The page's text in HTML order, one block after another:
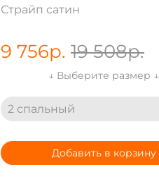
Страйп сатин
9 756р. 19 508р.
↓ Выберите размер ↓
2 спальный
Добавить в корзину